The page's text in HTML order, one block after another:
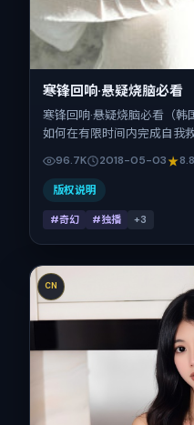
寒锋回响·悬疑烧脑必看
寒锋回响·悬疑烧脑必看（
如何在有限时间内完成自我
定于 2018-05-03 起陆续登
映，片长140分钟。
96.7K 2018-05-03 8.8
版权说明
#奇幻 #独播 +3
CN